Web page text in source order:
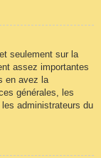
seulement sur la
assez importantes
en avez la
générales, les
administrateurs du